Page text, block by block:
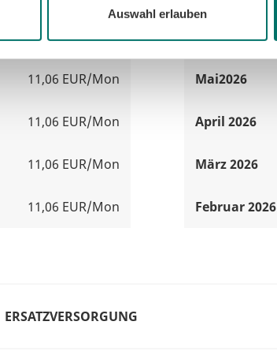
Auswahl erlauben
11,06 EUR/Mon
11,06 EUR/Mon
11,06 EUR/Mon
11,06 EUR/Mon
11,06 EUR/Mon
Juni 2026
Mai2026
April 2026
März 2026
Februar 2026
ERSATZVERSORGUNG